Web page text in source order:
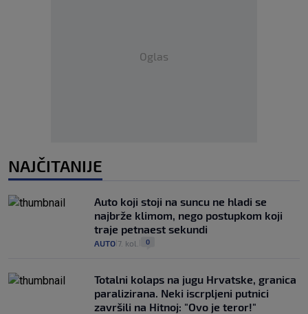
Oglas
NAJČITANIJE
Auto koji stoji na suncu ne hladi se
najbrže klimom, nego postupkom koji
traje petnaest sekundi
AUTO 7. kol. 0
Totalni kolaps na jugu Hrvatske, granica
paralizirana. Neki iscrpljeni putnici
završili na Hitnoj: "Ovo je teror!"